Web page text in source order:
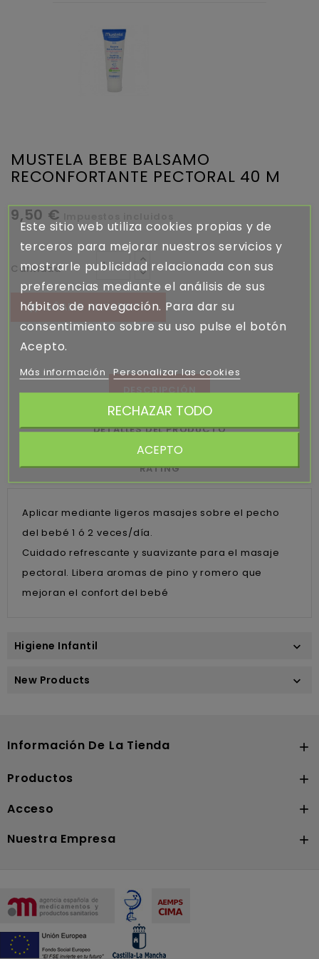
MUSTELA BEBE BALSAMO
RECONFORTANTE PECTORAL 40 M
9,50 €
Cantidad
 AÑADIR AL CARRITO
DESCRIPCIÓN
DETALLES DEL PRODUCTO
RATING
Aplicar mediante ligeros masajes sobre el pecho
del bebé 1 ó 2 veces/día.
Cuidado refrescante y suavizante para el masaje
pectoral. Libera aromas de pino y romero que
mejoran el confort del bebé
Higiene Infantil 
New Products 
Información De La Tienda 
Productos 
Acceso 
Nuestra Empresa 
Este sitio web utiliza cookies propias y de
terceros para mejorar nuestros servicios y
mostrarle publicidad relacionada con sus
preferencias mediante el análisis de sus
hábitos de navegación. Para dar su
consentimiento sobre su uso pulse el botón
Acepto.
Más información Personalizar las cookies
RECHAZAR TODO
ACEPTO